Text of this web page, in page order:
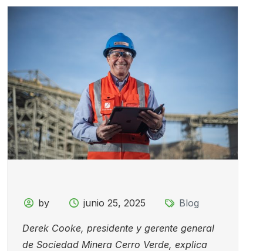
by junio 25, 2025 Blog
Derek Cooke, presidente y gerente general
de Sociedad Minera Cerro Verde, explica